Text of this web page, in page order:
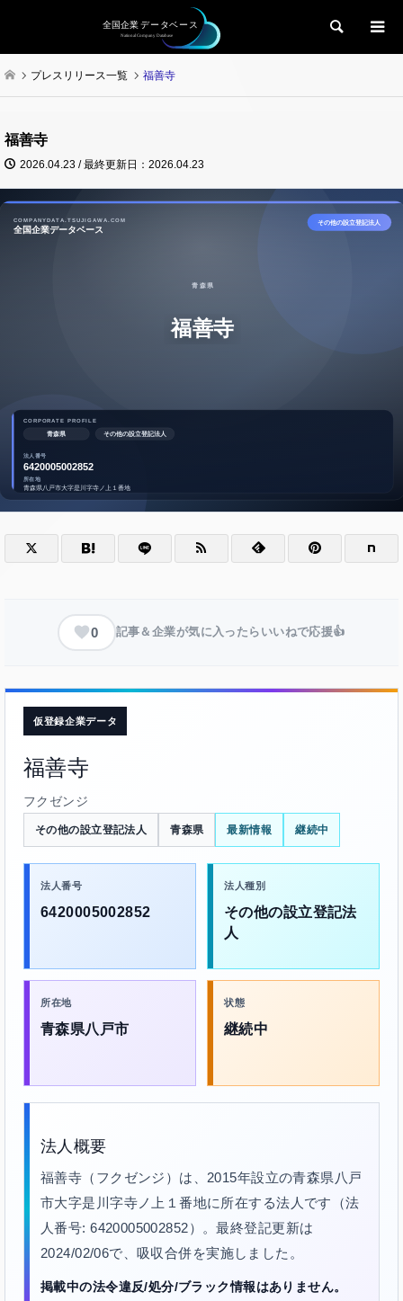
検索
プレスリリース一覧 福善寺
福善寺
2026.04.23 / 最終更新日：2026.04.23
0 記事＆企業が気に入ったらいいねで応援👍
仮登録企業データ
福善寺
フクゼンジ
その他の設立登記法人 青森県 最新情報 継続中
法人番号
6420005002852
法人種別
その他の設立登記法
人
所在地
青森県八戸市
状態
継続中
法人概要
福善寺（フクゼンジ）は、2015年設立の青森県八戸
市大字是川字寺ノ上１番地に所在する法人です（法
人番号: 6420005002852）。最終登記更新は
2024/02/06で、吸収合併を実施しました。
掲載中の法令違反/処分/ブラック情報はありません。